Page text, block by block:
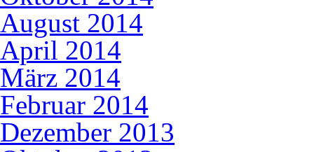
August 2014
April 2014
März 2014
Februar 2014
Dezember 2013